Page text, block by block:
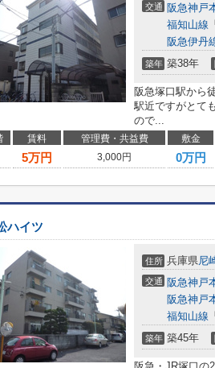
交通 阪急神戸
福知山線 「
阪急伊丹
築年 築38年
阪急塚口駅から
駅近ですがとて
ので...
賃料 管理費・共益費 敷金
5万円 3,000円 0万円
ハイツ
住所 兵庫県尼
交通 阪急神戸
阪急神戸
福知山線 「
築年 築45年